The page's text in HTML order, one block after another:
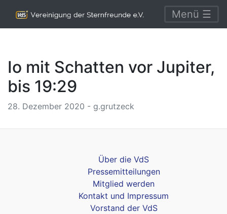
Menü ☰
Io mit Schatten vor Jupiter,
bis 19:29
28. Dezember 2020 - g.grutzeck
Über die VdS
Pressemitteilungen
Mitglied werden
Kontakt und Impressum
Vorstand der VdS